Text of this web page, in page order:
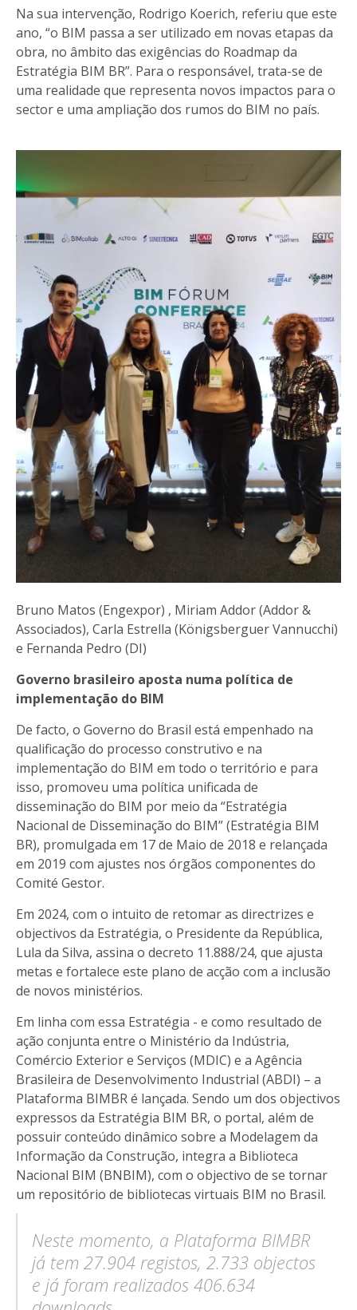
Na sua intervenção, Rodrigo Koerich, referiu que este
ano, “o BIM passa a ser utilizado em novas etapas da
obra, no âmbito das exigências do Roadmap da
Estratégia BIM BR”. Para o responsável, trata-se de
uma realidade que representa novos impactos para o
sector e uma ampliação dos rumos do BIM no país.
Bruno Matos (Engexpor) , Miriam Addor (Addor &
Associados), Carla Estrella (Königsberguer Vannucchi)
e Fernanda Pedro (DI)
Governo brasileiro aposta numa política de
implementação do BIM
De facto, o Governo do Brasil está empenhado na
qualificação do processo construtivo e na
implementação do BIM em todo o território e para
isso, promoveu uma política unificada de
disseminação do BIM por meio da “Estratégia
Nacional de Disseminação do BIM” (Estratégia BIM
BR), promulgada em 17 de Maio de 2018 e relançada
em 2019 com ajustes nos órgãos componentes do
Comité Gestor.
Em 2024, com o intuito de retomar as directrizes e
objectivos da Estratégia, o Presidente da República,
Lula da Silva, assina o decreto 11.888/24, que ajusta
metas e fortalece este plano de acção com a inclusão
de novos ministérios.
Em linha com essa Estratégia - e como resultado de
ação conjunta entre o Ministério da Indústria,
Comércio Exterior e Serviços (MDIC) e a Agência
Brasileira de Desenvolvimento Industrial (ABDI) – a
Plataforma BIMBR é lançada. Sendo um dos objectivos
expressos da Estratégia BIM BR, o portal, além de
possuir conteúdo dinâmico sobre a Modelagem da
Informação da Construção, integra a Biblioteca
Nacional BIM (BNBIM), com o objectivo de se tornar
um repositório de bibliotecas virtuais BIM no Brasil.
Neste momento, a Plataforma BIMBR
já tem 27.904 registos, 2.733 objectos
e já foram realizados 406.634